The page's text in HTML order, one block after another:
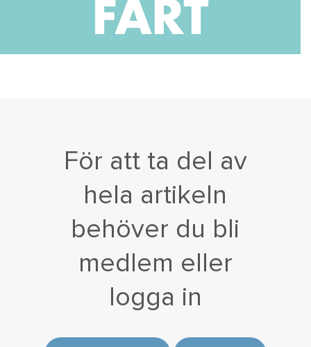
För att ta del av
hela artikeln
behöver du bli
medlem eller
logga in